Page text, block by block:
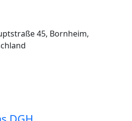
45, Bornheim,